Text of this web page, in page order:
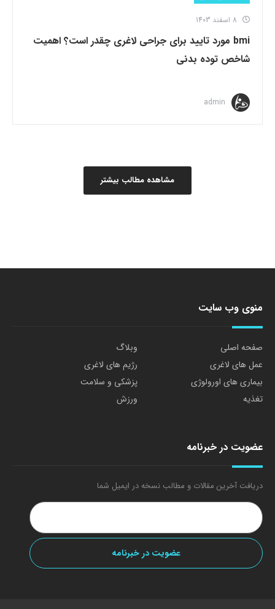
bmi مورد تایید برای جراحی لاغری چقدر است؟ اهمیت
شاخص توده بدنی
admin
مشاهده مطالب بیشتر
منوی وب سایت
صفحه اصلی
وبلاگ
عمل های لاغری
رژیم های لاغری
بیماری های اورولوژی
پزشکی و سلامت
تغذیه
ورزش
عضویت در خبرنامه
دریافت آخرین مقالات و مطالب نسخه در ایمیل شما